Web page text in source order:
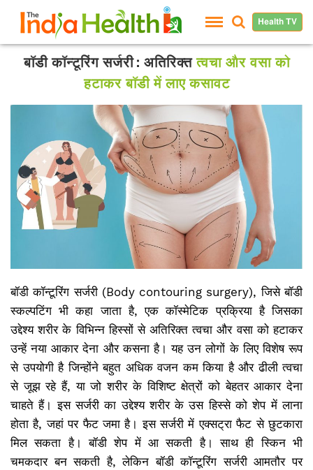
Health TV
बॉडी कॉन्टूरिंग सर्जरी: अतिरिक्तत्वचा और वसा को
हटाकर बॉडी में लाए कसावट
बॉडी कॉन्टूरिंग सर्जरी (Body contouring surgery), जिसे बॉडी
स्कल्पटिंग भी कहा जाता है, एक कॉस्मेटिक प्रक्रिया है जिसका
उद्देश्य शरीर के विभिन्न हिस्सों से अतिरिक्त त्वचा और वसा को हटाकर
उन्हें नया आकार देना और कसना है। यह उन लोगों के लिए विशेष रूप
से उपयोगी है जिन्होंने बहुत अधिक वजन कम किया है और ढीली त्वचा
से जूझ रहे हैं, या जो शरीर के विशिष्ट क्षेत्रों को बेहतर आकार देना
चाहते हैं। इस सर्जरी का उद्देश्य शरीर के उस हिस्से को शेप में लाना
होता है, जहां पर फैट जमा है। इस सर्जरी में एक्सट्रा फैट से छुटकारा
मिल सकता है। बॉडी शेप में आ सकती है। साथ ही स्किन भी
चमकदार बन सकती है, लेकिन बॉडी कॉन्टूरिंग सर्जरी आमतौर पर